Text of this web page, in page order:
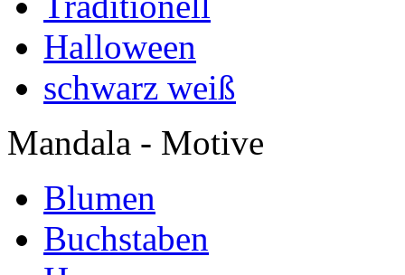
Halloween
schwarz weiß
Mandala - Motive
Blumen
Buchstaben